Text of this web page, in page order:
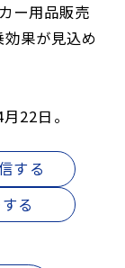
ー用品販売
果が見込め
22日。
する
る